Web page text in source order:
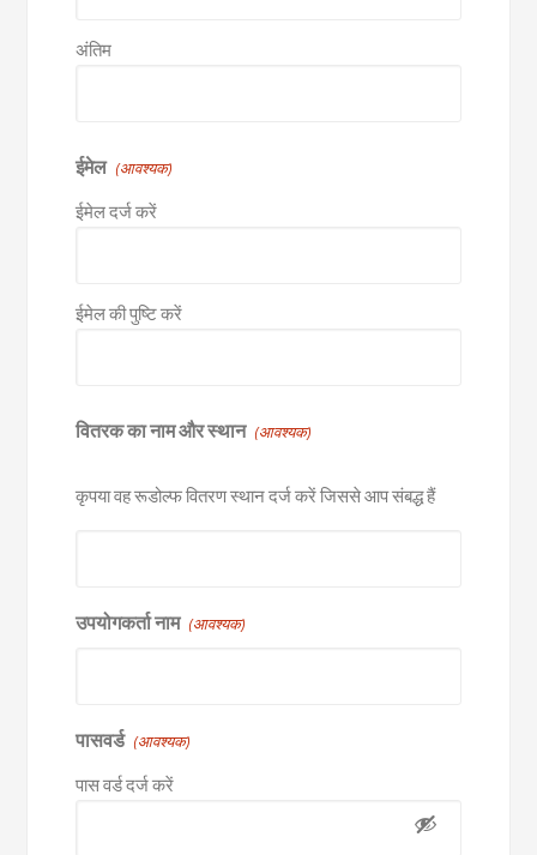
अंतिम
ईमेल (आवश्यक)
ईमेल दर्ज करें
ईमेल की पुष्टि करें
वितरक का नाम और स्थान (आवश्यक)
कृपया वह रूडोल्फ वितरण स्थान दर्ज करें जिससे आप संबद्ध हैं
उपयोगकर्ता नाम (आवश्यक)
पासवर्ड (आवश्यक)
पास वर्ड दर्ज करें